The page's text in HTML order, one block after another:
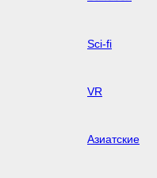
Sci-fi
VR
Азиатские